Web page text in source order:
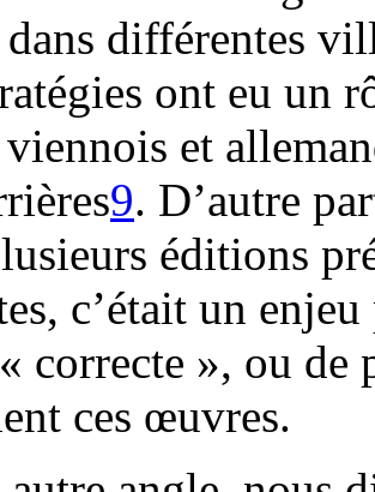
différentes
ont eu un
et
9. D’autre
éditions
c’était un
correcte », ou de
ces œuvres.